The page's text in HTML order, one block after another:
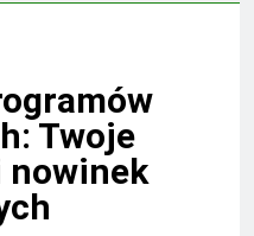
Twoje
nowinek